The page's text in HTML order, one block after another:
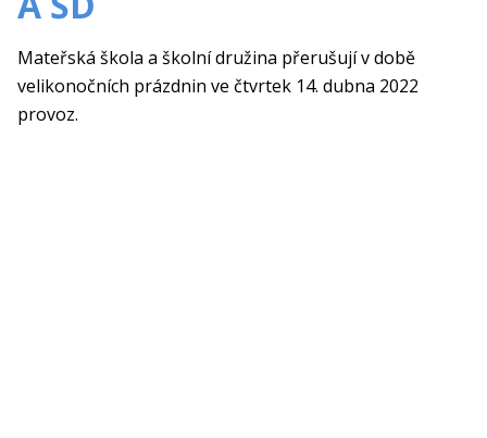
Mateřská škola a školní družina přerušují v době
velikonočních prázdnin ve čtvrtek 14. dubna 2022
provoz.